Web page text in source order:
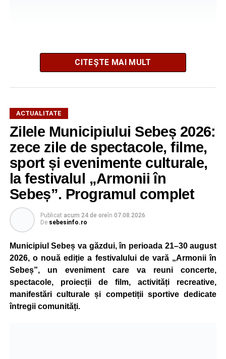
Potrivit informațiilor transmise de polițiști, în jurul orei
În urma impactului, bărbatul a fost proiectat în două
autoturisme parcate regulamentar pe marginea drumului.
Victima a suferit leziuni și a fost transportată la spital
pentru investigații și îngrijiri medicale.
Atât conducătorul auto, cât și biciclistul au fost testați cu
aparatul etilotest, rezultatele fiind negative.
Polițiștii au deschis un dosar penal și continuă cercetările
pentru vătămare corporală din culpă, urmând să
stabilească toate împrejurările în care s-a produs
accidentul.
Adaugă-ne ca sursă preferată
CITEȘTE MAI MULT
ACTUALITATE
Zilele Municipiului Sebeș 2026:
zece zile de spectacole, filme,
sport și evenimente culturale,
la festivalul „Armonii în
Sebeș”. Programul complet
Publicat acum 24 de oreîn 07.08.2026
De sebesinfo.ro
Municipiul Sebeș va găzdui, în perioada 21–30 august
2026, o nouă ediție a festivalului de vară „Armonii în
Sebeș”, un eveniment care va reuni concerte,
spectacole, proiecții de film, activități recreative,
manifestări culturale și competiții sportive dedicate
întregii comunități.